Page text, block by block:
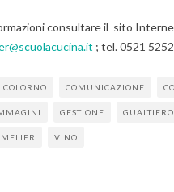
consultare il sito
; tel. 0521
COLORNO COMUNICAZIONE
GESTIONE GUALTIERO
VINO